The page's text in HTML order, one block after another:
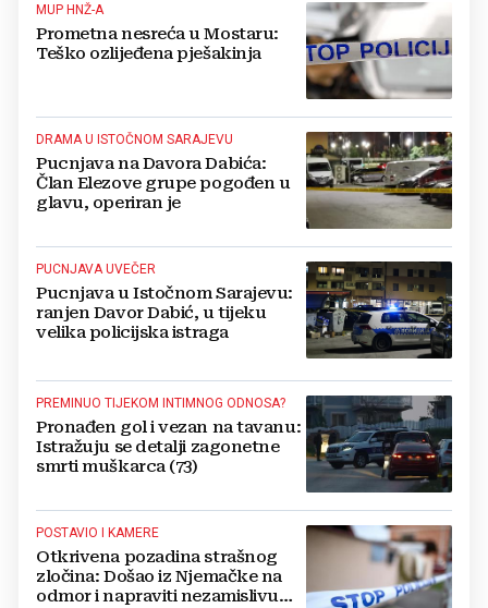
MUP HNŽ-A
Prometna nesreća u Mostaru:
Teško ozlijeđena pješakinja
DRAMA U ISTOČNOM SARAJEVU
Pucnjava na Davora Dabića:
Član Elezove grupe pogođen u
glavu, operiran je
PUCNJAVA UVEČER
Pucnjava u Istočnom Sarajevu:
ranjen Davor Dabić, u tijeku
velika policijska istraga
PREMINUO TIJEKOM INTIMNOG ODNOSA?
Pronađen gol i vezan na tavanu:
Istražuju se detalji zagonetne
smrti muškarca (73)
POSTAVIO I KAMERE
Otkrivena pozadina strašnog
zločina: Došao iz Njemačke na
odmor i napraviti nezamislivu